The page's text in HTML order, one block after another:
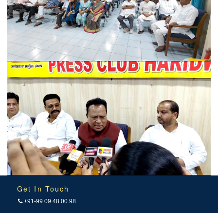
Get In Touch
+91-99 09 48 00 98